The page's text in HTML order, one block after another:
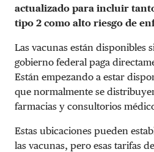
actualizado para incluir
tipo 2 como alto riesgo de
Las vacunas están disponibles
gobierno federal paga
Están empezando a estar
que normalmente se
farmacias y consultorios
Estas ubicaciones pueden
las vacunas, pero esas tarifas